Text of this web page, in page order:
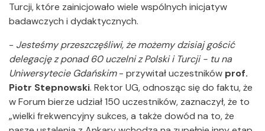
Turcji, które zainicjowało wiele wspólnych inicjatyw
badawczych i dydaktycznych.
- Jesteśmy przeszczęśliwi, że możemy dzisiaj gościć
delegację z ponad 60 uczelni z Polski i Turcji - tu na
Uniwersytecie Gdańskim- przywitał uczestników prof.
Piotr Stepnowski. Rektor UG, odnosząc się do faktu, że
w Forum bierze udział 150 uczestników, zaznaczył, że to
„wielki frekwencyjny sukces, a także dowód na to, że